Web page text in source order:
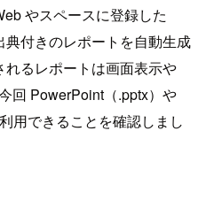
やスペースに登録した
付きのレポートを自動生成
るレポートは画面表示や
回 PowerPoint（.pptx）や
用できることを確認しまし